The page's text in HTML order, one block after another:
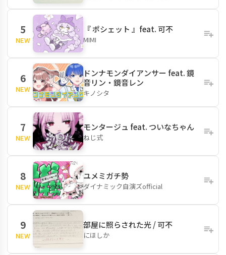
5
NEW
『 ポシェット 』feat. 可不
MIMI
6
NEW
ドンナモンダイアンサー feat. 鏡
音リン・鏡音レン
キノシタ
7
NEW
モンタージュ feat. ついなちゃん
ねじ式
8
NEW
ユメミガチ勢
ダイナミック自演ズofficial
9
NEW
部屋に照らされた光 / 可不
にほしか